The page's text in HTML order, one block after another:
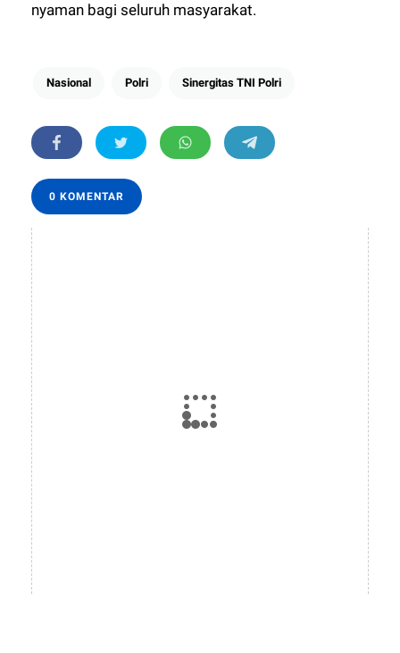
nyaman bagi seluruh masyarakat.
Nasional Polri Sinergitas TNI Polri
0 KOMENTAR